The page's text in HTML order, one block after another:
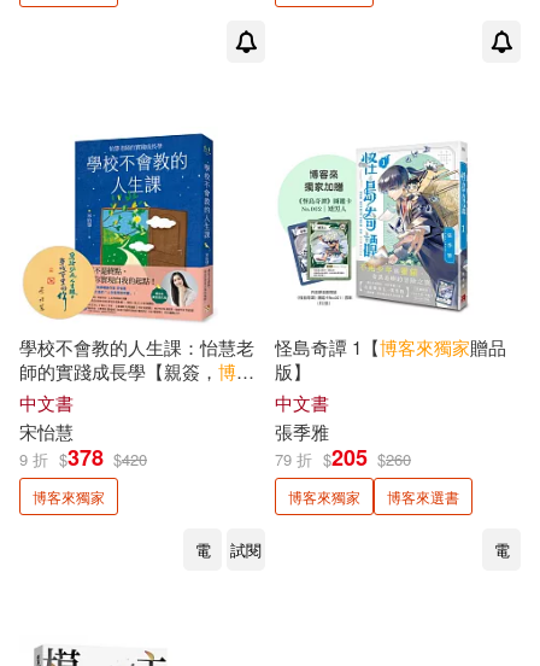
川越宗一(2) 市川春子(2)
布莉琪．柯林斯(2)
帕維爾．塔索林(2) 幾米(2)
廖亦武(2) 張嘉真(2)
張德芬(2) 張珮珊(2)
和平國際(1)
國立臺灣師範大學出版中心(1)
地平線文化(1) 大境(1)
大好書屋(1) 大慕影藝(1)
大都會文化事業有限公司(1)
天培(1) 如果出版社(1)
寫樂文化(1)
學校不會教的人生課：怡慧老
師的實踐成長學【親簽， 博客
來獨家
中文書
宋怡慧
9 折 $378 $420
博客來獨家
電 試閱
怪島奇譚 1【博客來獨家贈品
版】
中文書
張季雅
79 折 $205 $260
博客來獨家 博客來選書
電